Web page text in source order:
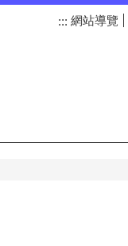
::: 網站導覽